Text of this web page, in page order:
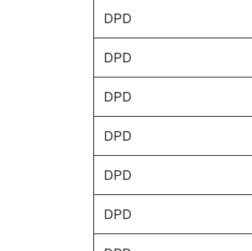
DPD
DPD
DPD
DPD
DPD
DPD